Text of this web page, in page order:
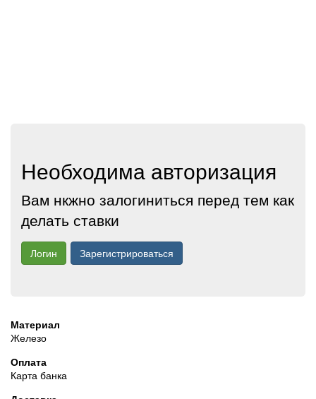
Необходима авторизация
Вам нкжно залогиниться перед тем как
делать ставки
Логин Зарегистрироваться
Материал
Железо
Оплата
Карта банка